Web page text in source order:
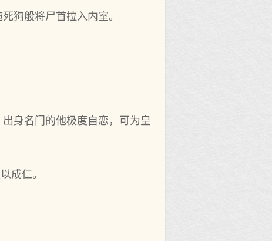
狗般将尸首拉入内室。
身名门的他极度自恋，可为皇
成仁。